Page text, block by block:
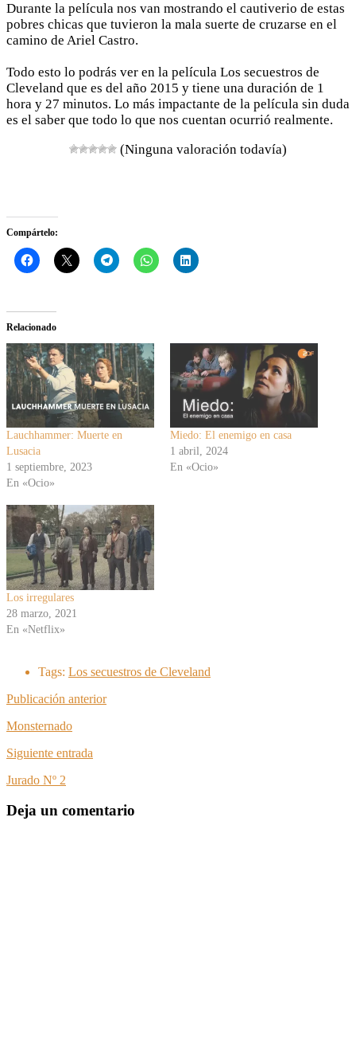
Durante la película nos van mostrando el cautiverio de estas
pobres chicas que tuvieron la mala suerte de cruzarse en el
camino de Ariel Castro.
Todo esto lo podrás ver en la película Los secuestros de
Cleveland que es del año 2015 y tiene una duración de 1
hora y 27 minutos. Lo más impactante de la película sin duda
es el saber que todo lo que nos cuentan ocurrió realmente.
(Ninguna valoración todavía)
Compártelo:
Relacionado
Lauchhammer: Muerte en
Lusacia
1 septiembre, 2023
En «Ocio»
Miedo: El enemigo en casa
1 abril, 2024
En «Ocio»
Los irregulares
28 marzo, 2021
En «Netflix»
Tags: Los secuestros de Cleveland
Publicación anterior
Monsternado
Siguiente entrada
Jurado Nº 2
Deja un comentario